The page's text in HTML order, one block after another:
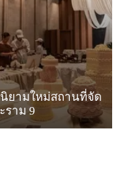
นิยามใหม่สถานที่จัด
ราม 9